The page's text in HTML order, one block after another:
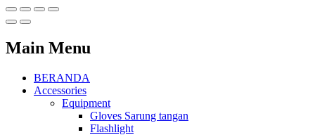
Main Menu
BERANDA
Accessories
Equipment
Gloves Sarung tangan
Flashlight